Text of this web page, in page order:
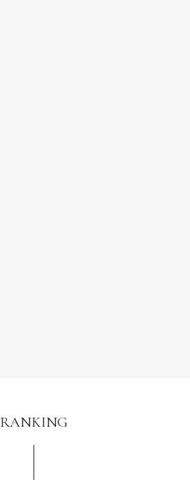
RANKING